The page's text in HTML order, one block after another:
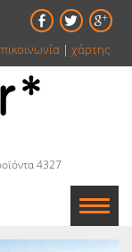
| χάρτης
4327